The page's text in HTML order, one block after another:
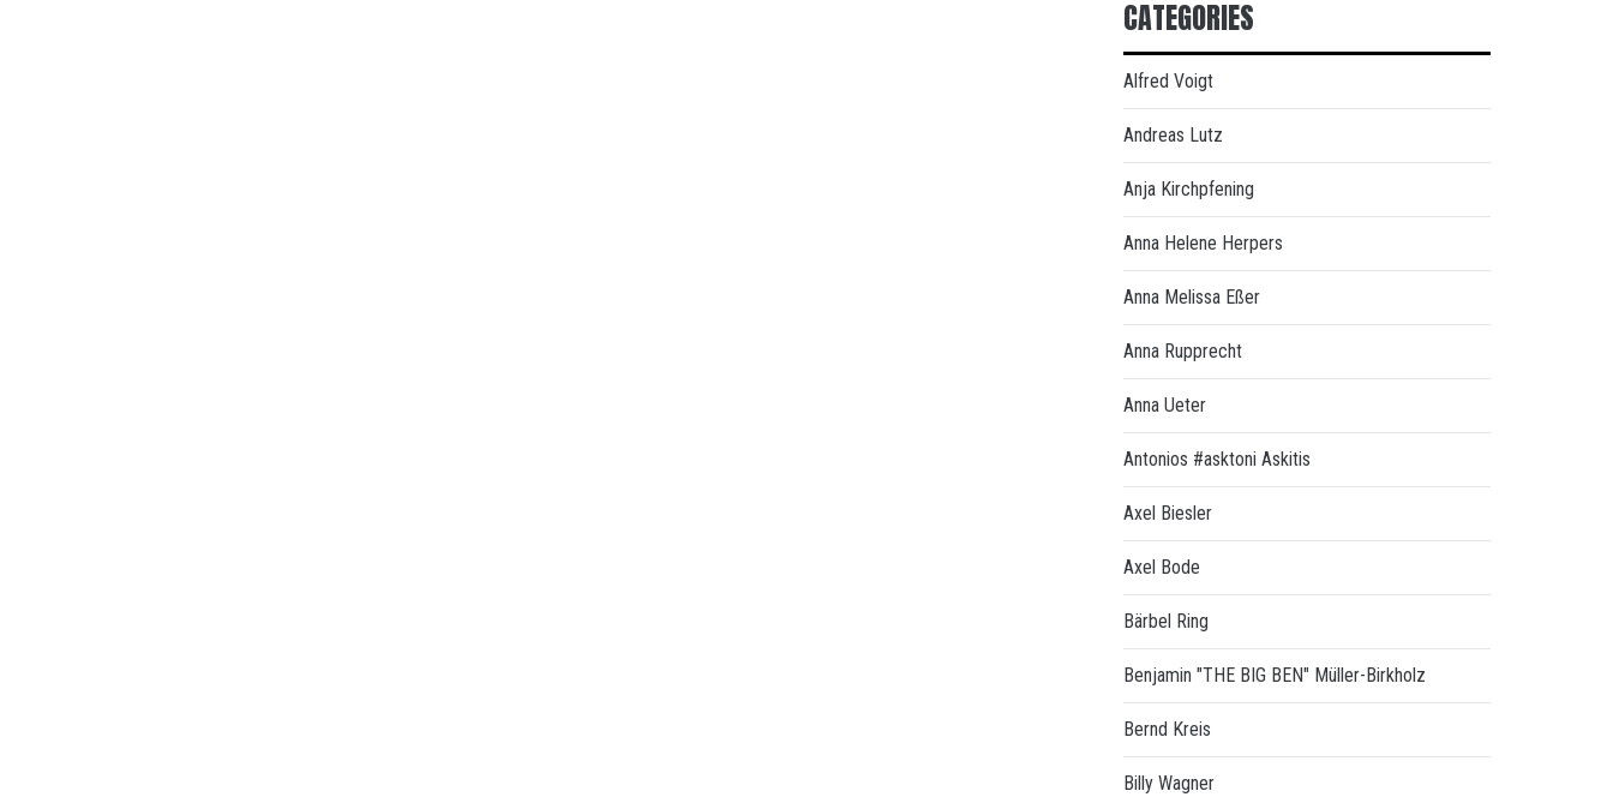
CATEGORIES
Alfred Voigt
Andreas Lutz
Anja Kirchpfening
Anna Helene Herpers
Anna Melissa Eßer
Anna Rupprecht
Anna Ueter
Antonios #asktoni Askitis
Axel Biesler
Axel Bode
Bärbel Ring
Benjamin "THE BIG BEN" Müller-Birkholz
Bernd Kreis
Billy Wagner